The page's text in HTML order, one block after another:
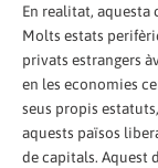
En realitat,
Molts estats
privats estrangers
en les economies
seus propis
aquests països
de capitals. Aquest